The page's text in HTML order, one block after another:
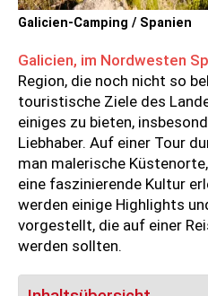
Galicien-Camping / Spanien
Galicien, im Nordwesten
Region, die noch nicht so
touristische Ziele des
einiges zu bieten,
Liebhaber. Auf einer Tour
man malerische
eine faszinierende Kultur
werden einige Highlights
vorgestellt, die auf einer
werden sollten.